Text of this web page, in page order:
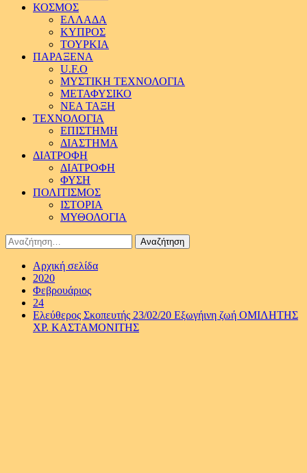
ΚΟΣΜΟΣ
ΕΛΛΑΔΑ
ΚΥΠΡΟΣ
ΤΟΥΡΚΙΑ
ΠΑΡΑΞΕΝΑ
U.F.O
ΜΥΣΤΙΚΗ ΤΕΧΝΟΛΟΓΙΑ
ΜΕΤΑΦΥΣΙΚΟ
ΝΕΑ ΤΑΞΗ
ΤΕΧΝΟΛΟΓΙΑ
ΕΠΙΣΤΗΜΗ
ΔΙΑΣΤΗΜΑ
ΔΙΑΤΡΟΦΗ
ΔΙΑΤΡΟΦΗ
ΦΥΣΗ
ΠΟΛΙΤΙΣΜΟΣ
ΙΣΤΟΡΙΑ
ΜΥΘΟΛΟΓΙΑ
Αναζήτηση
για:
Αρχική σελίδα
2020
Φεβρουάριος
24
Ελεύθερος Σκοπευτής 23/02/20 Εξωγήινη ζωή ΟΜΙΛΗΤΗΣ
ΧΡ. ΚΑΣΤΑΜΟΝΙΤΗΣ